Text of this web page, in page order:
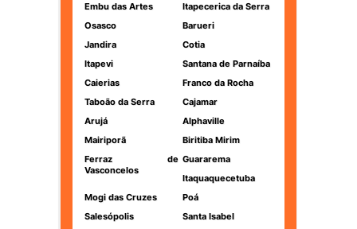
Embu das Artes
Itapecerica da Serra
Osasco
Barueri
Jandira
Cotia
Itapevi
Santana de Parnaíba
Caierias
Franco da Rocha
Taboão da Serra
Cajamar
Arujá
Alphaville
Mairiporã
Biritiba Mirim
Ferraz de
Vasconcelos
Guararema
Itaquaquecetuba
Mogi das Cruzes
Poá
Salesópolis
Santa Isabel